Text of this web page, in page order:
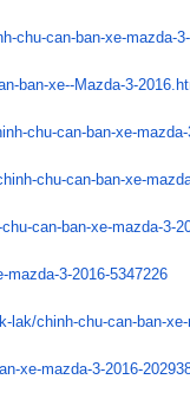
chu-can-ban-xe-mazda-
ban-xe--Mazda-3-
chu-can-ban-xe-
chu-can-ban-xe-
can-ban-xe-mazda-3-
mazda-3-2016-5347226
lak/chinh-chu-can-ban-
xe-mazda-3-2016-